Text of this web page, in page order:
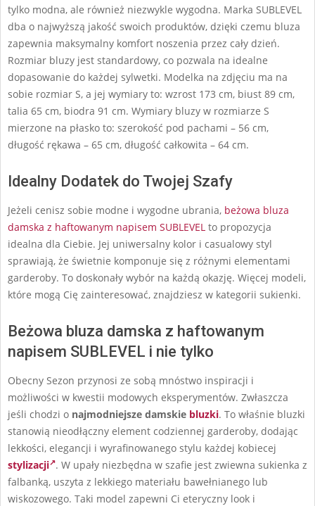
tylko modna, ale również niezwykle wygodna. Marka SUBLEVEL
dba o najwyższą jakość swoich produktów, dzięki czemu bluza
zapewnia maksymalny komfort noszenia przez cały dzień.
Rozmiar bluzy jest standardowy, co pozwala na idealne
dopasowanie do każdej sylwetki. Modelka na zdjęciu ma na
sobie rozmiar S, a jej wymiary to: wzrost 173 cm, biust 89 cm,
talia 65 cm, biodra 91 cm. Wymiary bluzy w rozmiarze S
mierzone na płasko to: szerokość pod pachami – 56 cm,
długość rękawa – 65 cm, długość całkowita – 64 cm.
Idealny Dodatek do Twojej Szafy
Jeżeli cenisz sobie modne i wygodne ubrania, beżowa bluza
damska z haftowanym napisem SUBLEVEL to propozycja
idealna dla Ciebie. Jej uniwersalny kolor i casualowy styl
sprawiają, że świetnie komponuje się z różnymi elementami
garderoby. To doskonały wybór na każdą okazję. Więcej modeli,
które mogą Cię zainteresować, znajdziesz w kategorii sukienki.
Beżowa bluza damska z haftowanym
napisem SUBLEVEL i nie tylko
Obecny Sezon przynosi ze sobą mnóstwo inspiracji i
możliwości w kwestii modowych eksperymentów. Zwłaszcza
jeśli chodzi o najmodniejsze damskie bluzki. To właśnie bluzki
stanowią nieodłączny element codziennej garderoby, dodając
lekkości, elegancji i wyrafinowanego stylu każdej kobiecej
stylizacji . W upały niezbędna w szafie jest zwiewna sukienka z
falbanką, uszyta z lekkiego materiału bawełnianego lub
wiskozowego. Taki model zapewni Ci eteryczny look i